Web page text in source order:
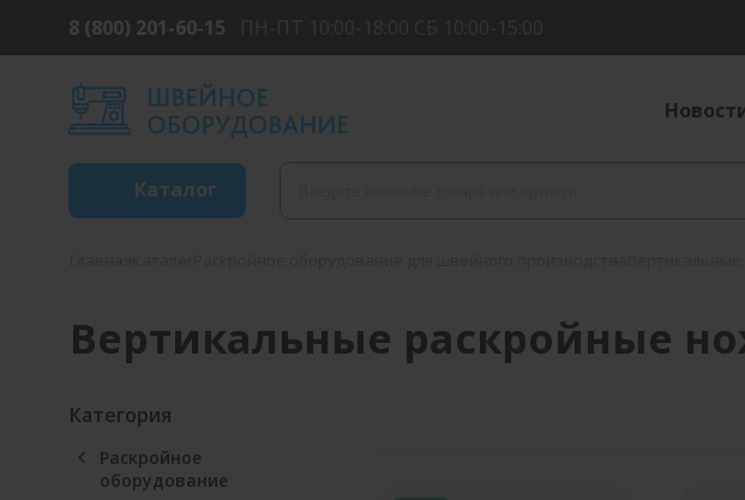
8 (800) 201-60-15
Каталог
Вертикальные раскройные
Категория
Раскройное
оборудование